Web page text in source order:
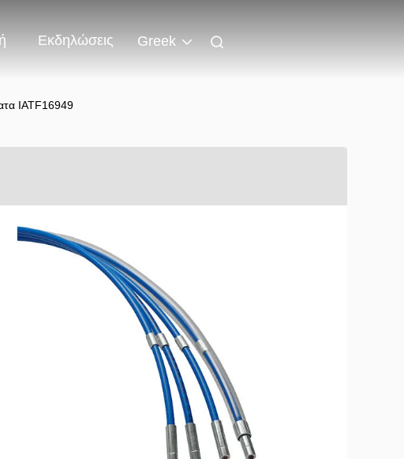
Εκδηλώσεις Greek
IATF16949